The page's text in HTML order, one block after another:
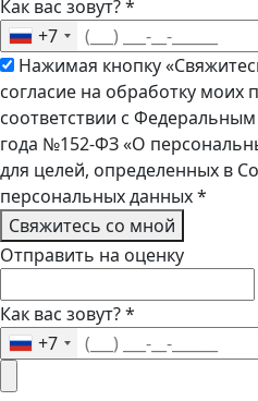
Как вас зовут?*
+7
Нажимая кнопку
согласие на обработку моих
соответствии с
года №152-ФЗ «О
для целей, определенных в
персональных данных*
Свяжитесь со мной
Отправить на оценку
Как вас зовут?*
+7